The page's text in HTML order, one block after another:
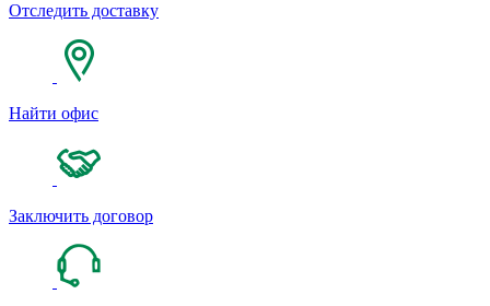
Отследить доставку
Найти офис
Заключить договор